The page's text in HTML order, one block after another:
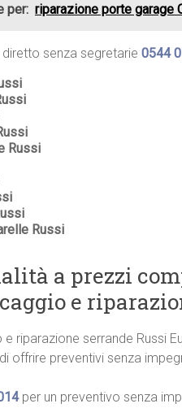
per: riparazione porte garage
diretto senza segretarie 0544
Russi
Russi
a prezzi
e
riparazione serrande Russi
offrire preventivi senza
per un preventivo senza